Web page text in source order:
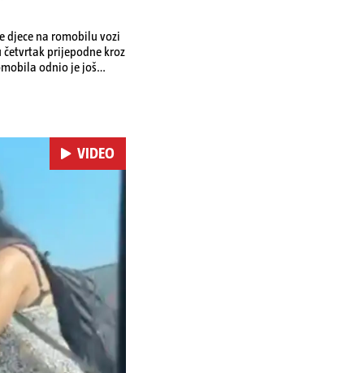
djece na romobilu vozi
prijepodne kroz
odnio je još
VIDEO